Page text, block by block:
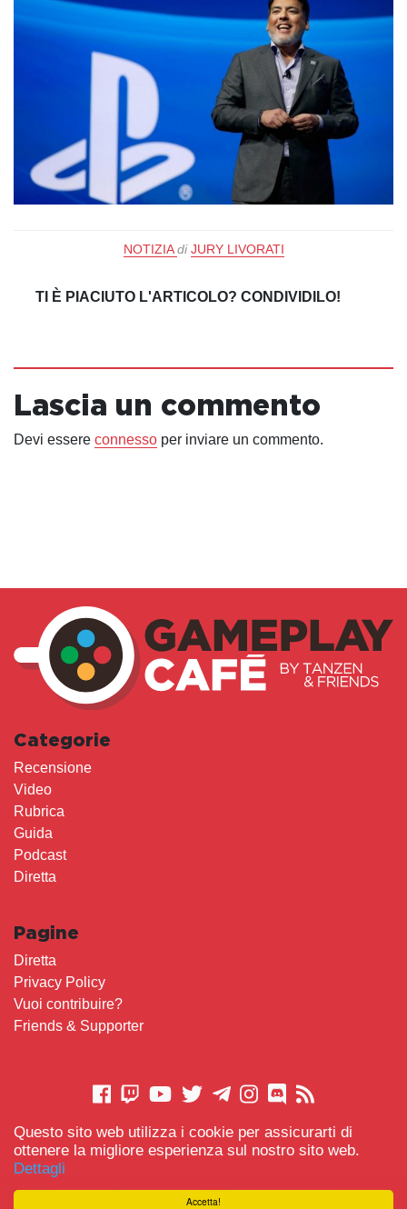
Accetta!
Questo sito web utilizza i cookie per assicurarti di
ottenere la migliore esperienza sul nostro sito web.
Dettagli
NOTIZIA di JURY LIVORATI
TI È PIACIUTO L'ARTICOLO? CONDIVIDILO!
Lascia un commento
Devi essere connesso per inviare un commento.
Categorie
Recensione
Video
Rubrica
Guida
Podcast
Diretta
Pagine
Diretta
Privacy Policy
Vuoi contribuire?
Friends & Supporter
CONTATTACI
© 2021 Gameplay.Cafe made with Scemo chi Legge-